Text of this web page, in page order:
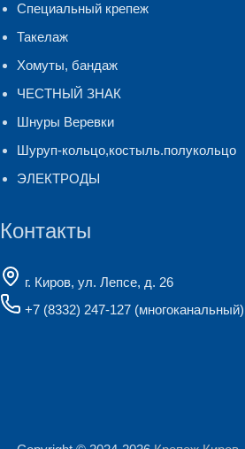
Специальный крепеж
Такелаж
Хомуты, бандаж
ЧЕСТНЫЙ ЗНАК
Шнуры Веревки
Шуруп-кольцо,костыль.полукольцо
ЭЛЕКТРОДЫ
Контакты
г. Киров, ул. Лепсе, д. 26
+7 (8332) 247-127 (многоканальный)